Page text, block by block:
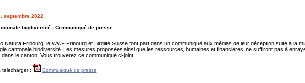
septembre 2022
biodiversité - Communiqué de presse
Natura Fribourg, le WWF Fribourg et Birdlife Suisse font part dans un communiqué aux médias de leur déception suite à la
cantonale biodiversité. Les mesures proposées ainsi que les ressources, humaines et financières, ne suffiront pas à
dans le canton. Vous trouverez ce communiqué ci-joint.
télécharger : Communiqué de presse